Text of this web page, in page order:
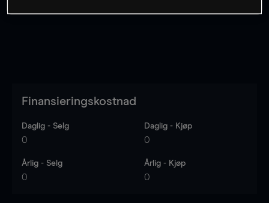
Finansieringskostnad
Daglig - Selg
0
Daglig - Kjøp
0
Årlig - Selg
0
Årlig - Kjøp
0